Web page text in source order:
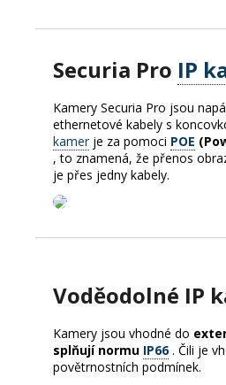
Securia Pro IP
Kamery Securia Pro jsou
ethernetové kabely s
kamer je za pomoci POE
, to znamená, že přenos
je přes jedny kabely.
Voděodolné IP
Kamery jsou vhodné do
splňují normu IP66. Čili je
povětrnostních podmínek.